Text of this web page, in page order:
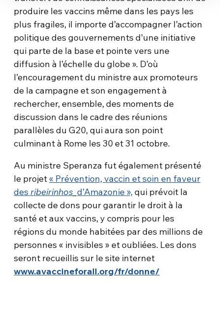
produire les vaccins même dans les pays les
plus fragiles, il importe d’accompagner l’action
politique des gouvernements d’une initiative
qui parte de la base et pointe vers une
diffusion à l’échelle du globe ». D’où
l’encouragement du ministre aux promoteurs
de la campagne et son engagement à
rechercher, ensemble, des moments de
discussion dans le cadre des réunions
parallèles du G20, qui aura son point
culminant à Rome les 30 et 31 octobre.
Au ministre Speranza fut également présenté
le projet« Prévention, vaccin et soin en faveur
desribeirinhos _d’Amazonie », qui prévoit la
collecte de dons pour garantir le droit à la
santé et aux vaccins, y compris pour les
régions du monde habitées par des millions de
personnes « invisibles » et oubliées. Les dons
seront recueillis sur le site internet
www.avaccineforall.org/fr/donne/